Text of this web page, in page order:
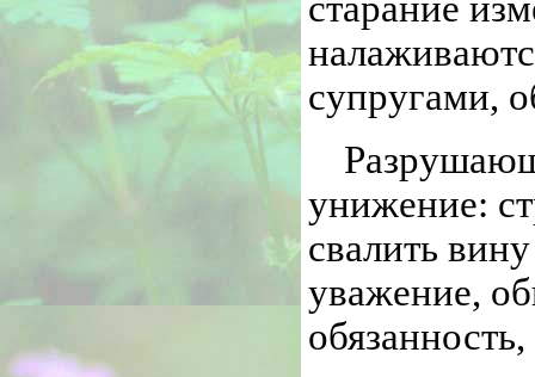
старание
супругами,
унижение:
свалить
уважение,